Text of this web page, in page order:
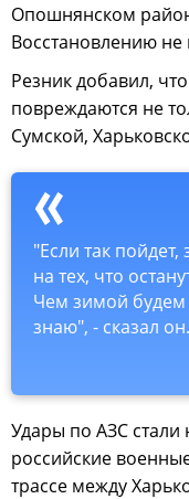
Опошнянском
Восстановлению не
Резник добавил,
повреждаются не
Сумской,
"Если так пойдет,
на тех, что
Чем зимой будем
знаю", - сказал он.
Удары по АЗС
российские
трассе между